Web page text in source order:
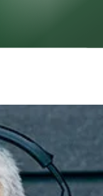
baisse
raisons de
: quel est le prix
espérer ?